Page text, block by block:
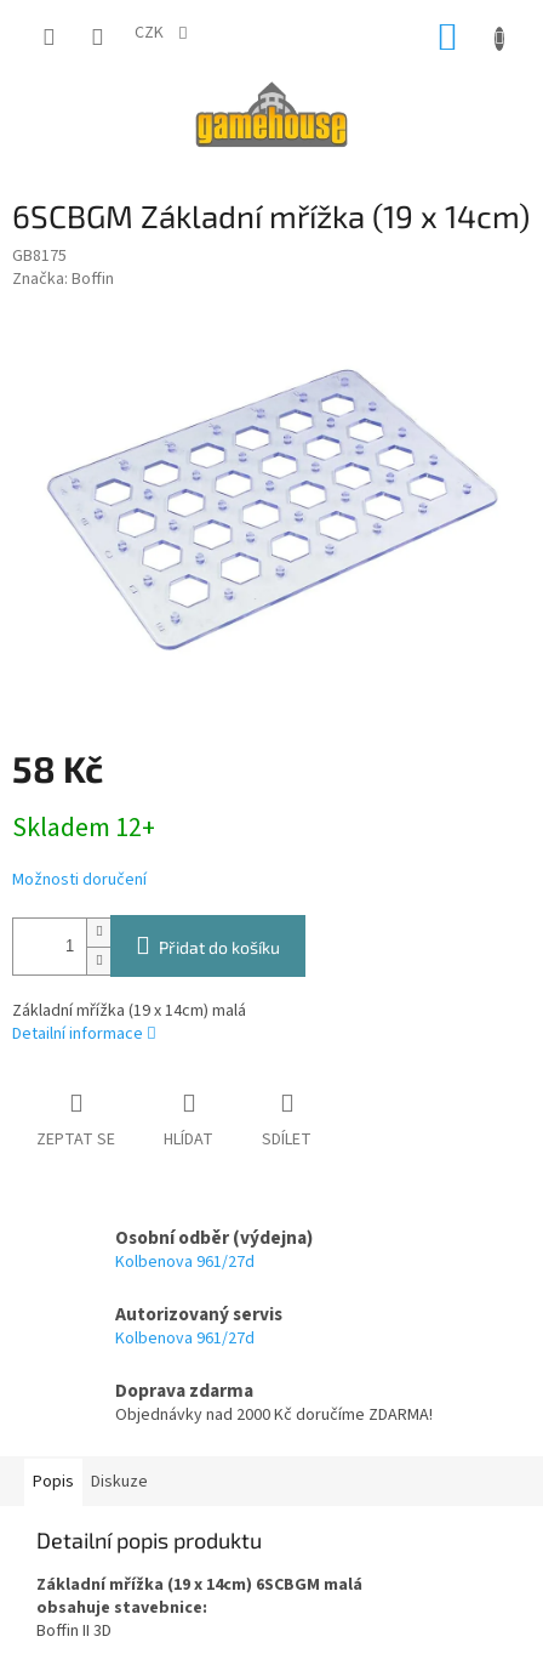
CZK
6SCBGM Základní mřížka (19 x 14cm)
GB8175
Značka: Boffin
58 Kč
cena:
Skladem 12+
Možnosti doručení
Přidat do košíku
Základní mřížka (19 x 14cm) malá
Detailní informace
ZEPTAT SE HLÍDAT SDÍLET
Osobní odběr (výdejna)
Kolbenova 961/27d
Autorizovaný servis
Kolbenova 961/27d
Doprava zdarma
Objednávky nad 2000 Kč doručíme ZDARMA!
Popis Diskuze
Detailní popis produktu
Základní mřížka (19 x 14cm) 6SCBGM malá
obsahuje stavebnice:
Boffin II 3D